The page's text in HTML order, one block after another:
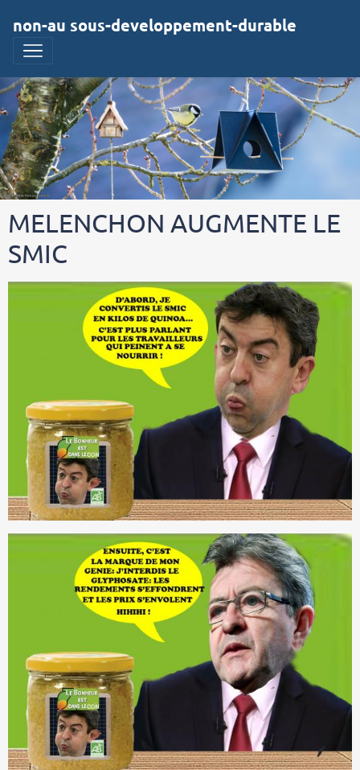
non-au sous-developpement-durable
MELENCHON AUGMENTE LE
SMIC